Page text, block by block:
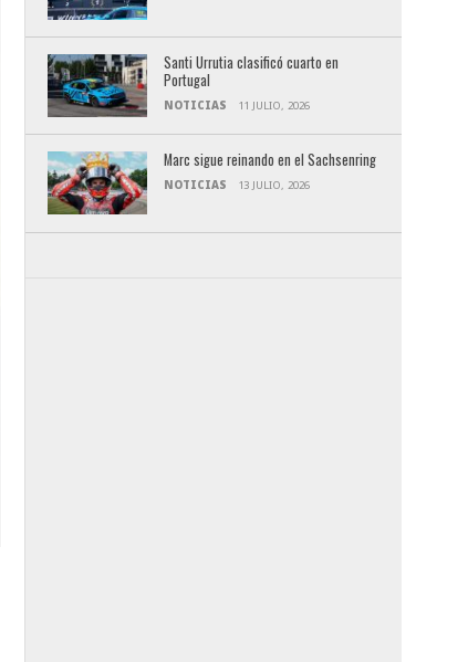
Santi Urrutia clasificó cuarto en
Portugal
NOTICIAS 11 JULIO, 2026
Marc sigue reinando en el Sachsenring
NOTICIAS 13 JULIO, 2026